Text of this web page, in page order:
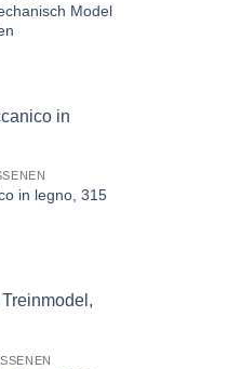
Model
in legno, 315